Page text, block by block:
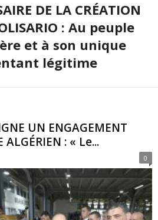
DE LA CRÉATION
: Au peuple
et à son unique
légitime
UN ENGAGEMENT
ALGÉRIEN : « Le...
0